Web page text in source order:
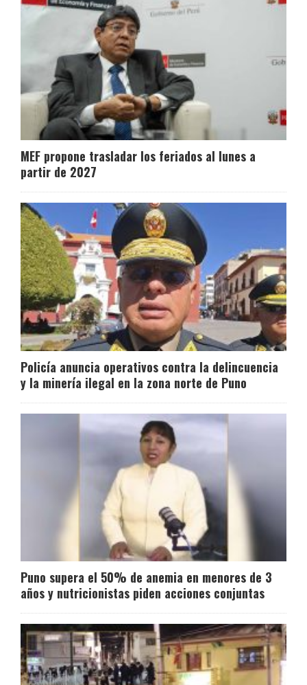
MEF propone trasladar los feriados al lunes a
partir de 2027
Policía anuncia operativos contra la delincuencia
y la minería ilegal en la zona norte de Puno
Puno supera el 50% de anemia en menores de 3
años y nutricionistas piden acciones conjuntas